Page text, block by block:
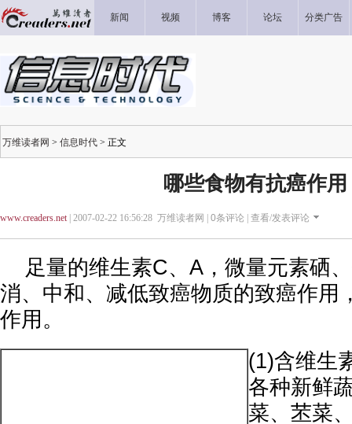
新闻 视频 博客 论坛 分类广告
万维读者网 > 信息时代 > 正文
哪些食物有抗癌作用
www.creaders.net| 2007-02-22 16:56:28 万维读者网 | 0条评论 | 查看/发表评论
足量的维生素C、A，微量元素硒
消、中和、减低致癌物质的致癌作用
作用。
(1)含维生
各种新鲜
菜、苤菜